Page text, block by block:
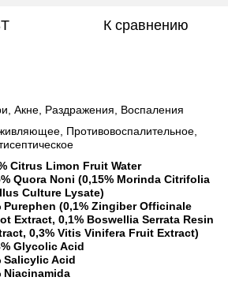
К сравнению
Акне, Раздражения, Воспаления
Противовоспалительное,
Citrus Limon Fruit Water
Quora Noni (0,15% Morinda Citrifolia
Culture Lysate)
Purephen (0,1% Zingiber Officinale
Extract, 0,1% Boswellia Serrata Resin
0,3% Vitis Vinifera Fruit Extract)
Glycolic Acid
Salicylic Acid
Niacinamida